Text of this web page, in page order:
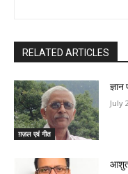
RELATED ARTICLES
ग़ज़ल एवं गीत
July